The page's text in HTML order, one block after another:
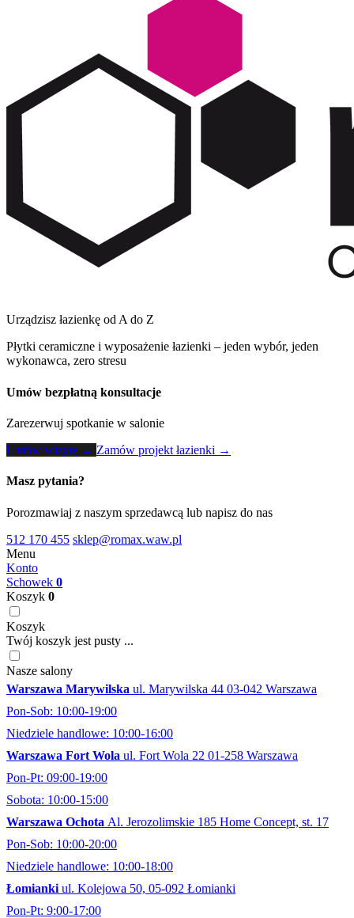
Urządzisz łazienkę od A do Z
Płytki ceramiczne i wyposażenie łazienki – jeden wybór, jeden
wykonawca, zero stresu
Umów bezpłatną konsultacje
Zarezerwuj spotkanie w salonie
Umów wizytę → Zamów projekt łazienki →
Masz pytania?
Porozmawiaj z naszym sprzedawcą lub napisz do nas
512 170 455 sklep@romax.waw.pl
Menu
Konto
Schowek 0
Koszyk 0
Koszyk
Twój koszyk jest pusty ...
Nasze salony
Warszawa Marywilska ul. Marywilska 44 03-042 Warszawa
Pon-Sob: 10:00-19:00
Niedziele handlowe: 10:00-16:00
Warszawa Fort Wola ul. Fort Wola 22 01-258 Warszawa
Pon-Pt: 09:00-19:00
Sobota: 10:00-15:00
Warszawa Ochota Al. Jerozolimskie 185 Home Concept, st. 17
Pon-Sob: 10:00-20:00
Niedziele handlowe: 10:00-18:00
Łomianki ul. Kolejowa 50, 05-092 Łomianki
Pon-Pt: 9:00-17:00